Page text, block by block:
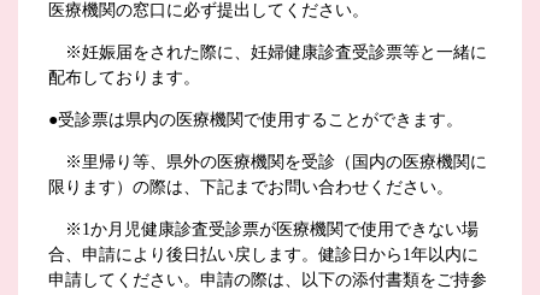
医療機関の窓口に必ず提出してください。
※妊娠届をされた際に、妊婦健康診査受診票等と一緒に
配布しております。
●受診票は県内の医療機関で使用することができます。
※里帰り等、県外の医療機関を受診（国内の医療機関に
限ります）の際は、下記までお問い合わせください。
※1か月児健康診査受診票が医療機関で使用できない場
合、申請により後日払い戻します。健診日から1年以内に
申請してください。申請の際は、以下の添付書類をご持参